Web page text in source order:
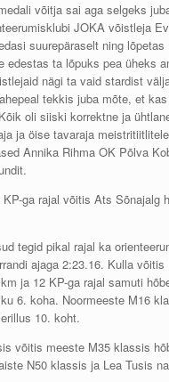
võitja sai aga selgeks
JOKA võistleja
suurepäraselt ning
edestas ta lõpuks pea üheks
nägi ta vaid stardist
tekkis juba mõte, et
oli siiski korrektne ja
ja öise tavaraja
Annika Rihma OK Põlva
ga rajal võitis Ats
tegid pikal rajal ka
ajaga 2:23.16. Kulla
ja 12 KP-ga rajal samuti
6. koha. Noormeeste M16
10. koht.
võitis meeste M35 klassis
N50 klassis ja Lea Tusis